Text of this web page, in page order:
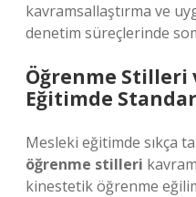
kavramsallaştırma ve
denetim süreçlerinde
Öğrenme Stilleri
Eğitimde
Mesleki eğitimde sıkça
öğrenme stilleri
kinestetik öğrenme